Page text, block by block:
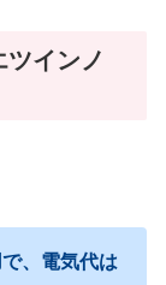
インノ
、電気代は